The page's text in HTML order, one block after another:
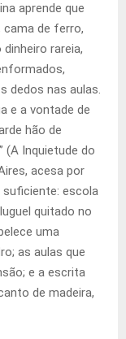
aprende que
de ferro,
rareia,
dedos nas aulas.
e a vontade de
hão de
(A Inquietude do
acesa por
suficiente: escola
quitado no
uma
as aulas que
e a escrita
de madeira,